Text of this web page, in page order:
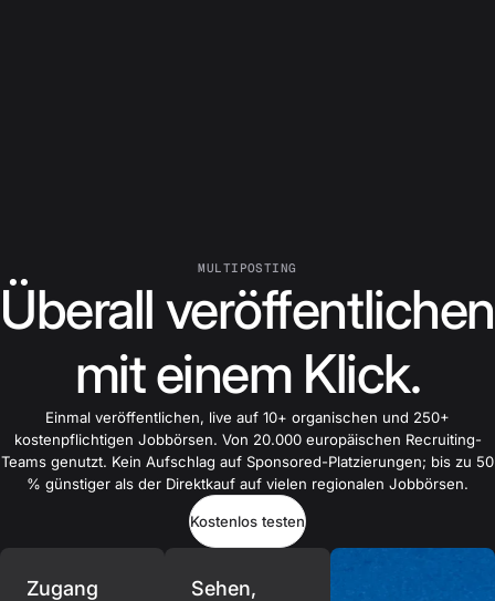
MULTIPOSTING
Überall veröffentlichen
mit einem Klick.
Einmal veröffentlichen, live auf 10+ organischen und 250+
kostenpflichtigen Jobbörsen. Von 20.000 europäischen Recruiting-
Teams genutzt. Kein Aufschlag auf Sponsored-Platzierungen; bis zu 50
% günstiger als der Direktkauf auf vielen regionalen Jobbörsen.
Kostenlos testen
Zugang
Sehen,